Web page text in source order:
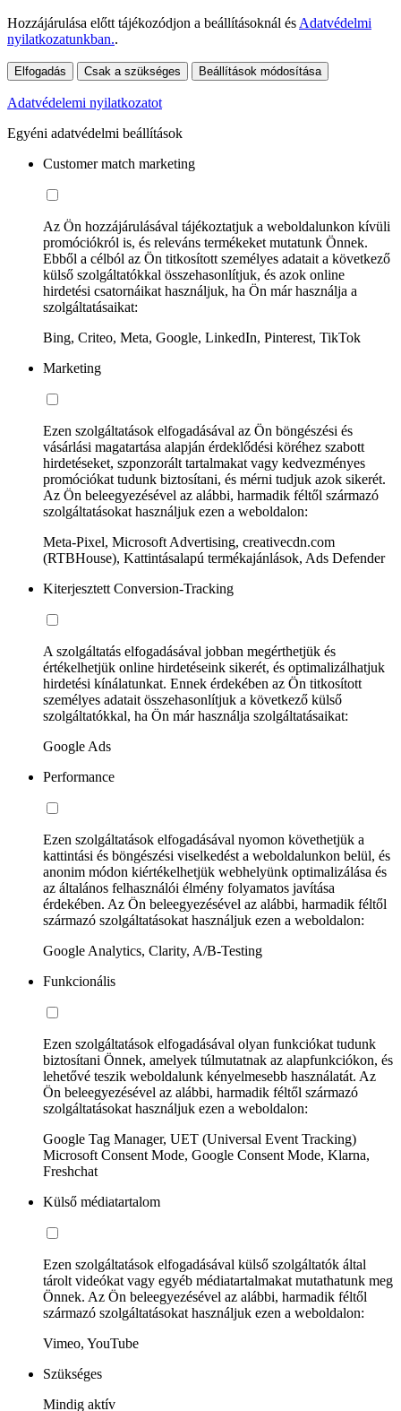
Hozzájárulása előtt tájékozódjon a beállításoknál és Adatvédelmi
nyilatkozatunkban..
Elfogadás Csak a szükséges Beállítások módosítása
Adatvédelemi nyilatkozatot
Egyéni adatvédelmi beállítások
Customer match marketing
Az Ön hozzájárulásával tájékoztatjuk a weboldalunkon kívüli
promóciókról is, és releváns termékeket mutatunk Önnek.
Ebből a célból az Ön titkosított személyes adatait a következő
külső szolgáltatókkal összehasonlítjuk, és azok online
hirdetési csatornáikat használjuk, ha Ön már használja a
szolgáltatásaikat:
Bing, Criteo, Meta, Google, LinkedIn, Pinterest, TikTok
Marketing
Ezen szolgáltatások elfogadásával az Ön böngészési és
vásárlási magatartása alapján érdeklődési köréhez szabott
hirdetéseket, szponzorált tartalmakat vagy kedvezményes
promóciókat tudunk biztosítani, és mérni tudjuk azok sikerét.
Az Ön beleegyezésével az alábbi, harmadik féltől származó
szolgáltatásokat használjuk ezen a weboldalon:
Meta-Pixel, Microsoft Advertising, creativecdn.com
(RTBHouse), Kattintásalapú termékajánlások, Ads Defender
Kiterjesztett Conversion-Tracking
A szolgáltatás elfogadásával jobban megérthetjük és
értékelhetjük online hirdetéseink sikerét, és optimalizálhatjuk
hirdetési kínálatunkat. Ennek érdekében az Ön titkosított
személyes adatait összehasonlítjuk a következő külső
szolgáltatókkal, ha Ön már használja szolgáltatásaikat:
Google Ads
Performance
Ezen szolgáltatások elfogadásával nyomon követhetjük a
kattintási és böngészési viselkedést a weboldalunkon belül, és
anonim módon kiértékelhetjük webhelyünk optimalizálása és
az általános felhasználói élmény folyamatos javítása
érdekében. Az Ön beleegyezésével az alábbi, harmadik féltől
származó szolgáltatásokat használjuk ezen a weboldalon:
Google Analytics, Clarity, A/B-Testing
Funkcionális
Ezen szolgáltatások elfogadásával olyan funkciókat tudunk
biztosítani Önnek, amelyek túlmutatnak az alapfunkciókon, és
lehetővé teszik weboldalunk kényelmesebb használatát. Az
Ön beleegyezésével az alábbi, harmadik féltől származó
szolgáltatásokat használjuk ezen a weboldalon:
Google Tag Manager, UET (Universal Event Tracking)
Microsoft Consent Mode, Google Consent Mode, Klarna,
Freshchat
Külső médiatartalom
Ezen szolgáltatások elfogadásával külső szolgáltatók által
tárolt videókat vagy egyéb médiatartalmakat mutathatunk meg
Önnek. Az Ön beleegyezésével az alábbi, harmadik féltől
származó szolgáltatásokat használjuk ezen a weboldalon:
Vimeo, YouTube
Szükséges
Mindig aktív